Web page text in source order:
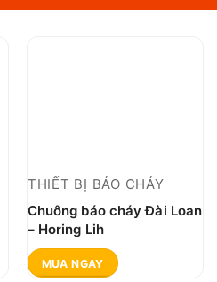
THIẾT BỊ BÁO CHÁY
Chuông báo cháy Đài Loan
– Horing Lih
MUA NGAY